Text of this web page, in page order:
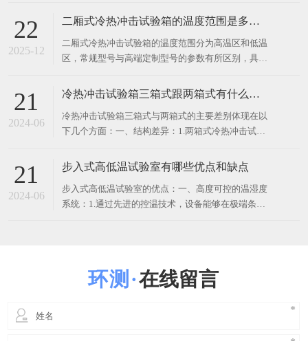
品通过一个移动的挡板或篮子在两个箱体之间迅速转
移，以模拟温度的急剧变化。2.三箱式冷热冲击试验
机则包含三个独立的箱体：高温区、低温区和测试
区。高温区和低温区分
21
2024-06
步入式高低温试验室有哪些优点和缺点
​步入式高低温试验室的优点：一、高度可控的温湿度
系统：1.通过先进的控温技术，设备能够在极端条件
实验环境。2.这种高度可控性使得实验数据更加可
靠，为产品研发提供了有力支持。二、广泛适用于多
行业实验需求：1.不同于传统的单一行业应用，这种
试验室可以覆盖电子在线留言